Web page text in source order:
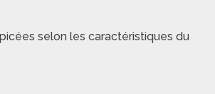
selon les caractéristiques du